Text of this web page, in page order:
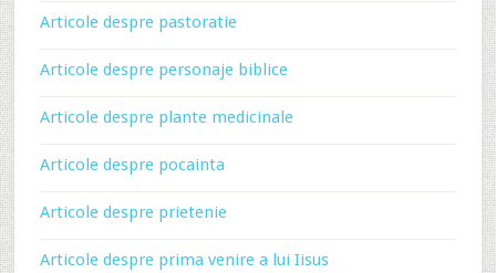
Articole despre pastoratie
Articole despre personaje biblice
Articole despre plante medicinale
Articole despre pocainta
Articole despre prietenie
Articole despre prima venire a lui Iisus